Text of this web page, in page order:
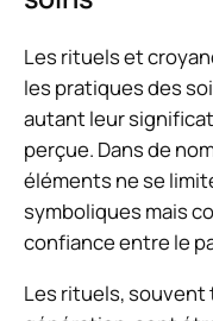
Les rituels et
les pratiques des
autant leur
perçue. Dans de
éléments ne se
symboliques mais
confiance entre le
Les rituels, souvent